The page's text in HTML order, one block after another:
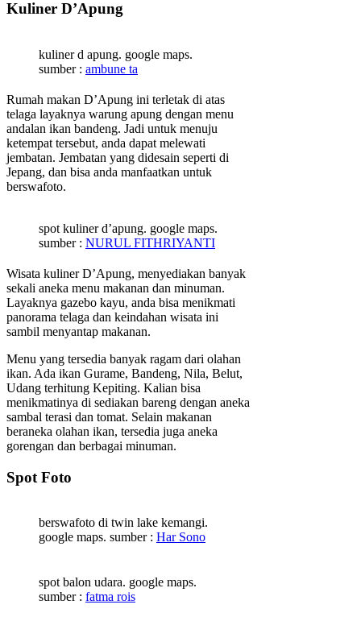
Kuliner D’Apung
kuliner d apung. google maps.
sumber : ambune ta
Rumah makan D’Apung ini terletak di atas
telaga layaknya warung apung dengan menu
andalan ikan bandeng. Jadi untuk menuju
ketempat tersebut, anda dapat melewati
jembatan. Jembatan yang didesain seperti di
Jepang, dan bisa anda manfaatkan untuk
berswafoto.
spot kuliner d’apung. google maps.
sumber : NURUL FITHRIYANTI
Wisata kuliner D’Apung, menyediakan banyak
sekali aneka menu makanan dan minuman.
Layaknya gazebo kayu, anda bisa menikmati
panorama telaga dan keindahan wisata ini
sambil menyantap makanan.
Menu yang tersedia banyak ragam dari olahan
ikan. Ada ikan Gurame, Bandeng, Nila, Belut,
Udang terhitung Kepiting. Kalian bisa
menikmatinya di sediakan bareng dengan aneka
sambal terasi dan tomat. Selain makanan
beraneka olahan ikan, tersedia juga aneka
gorengan dan berbagai minuman.
Spot Foto
berswafoto di twin lake kemangi.
google maps. sumber : Har Sono
spot balon udara. google maps.
sumber : fatma rois